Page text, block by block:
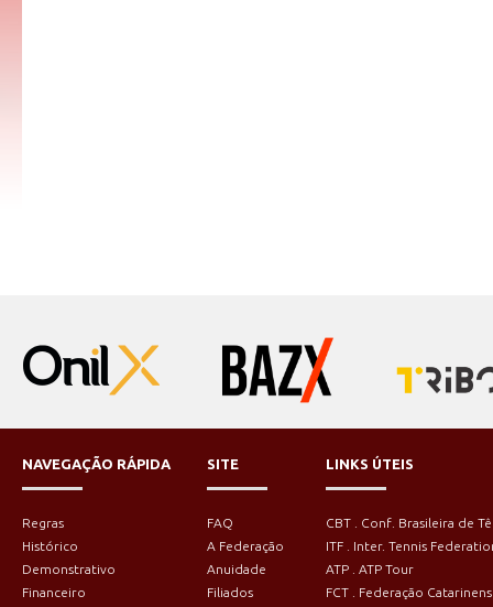
NAVEGAÇÃO RÁPIDA
Regras
Histórico
Demonstrativo
Financeiro
SITE
FAQ
A Federação
Anuidade
Filiados
LINKS ÚTEIS
CBT . Conf. Brasileira de
ITF . Inter. Tennis
ATP . ATP Tour
FCT . Federação